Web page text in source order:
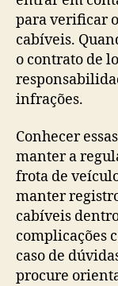
para verificar
cabíveis.
o contrato de
infrações.
Conhecer
manter a
frota de
manter
cabíveis
complicações
caso de
procure